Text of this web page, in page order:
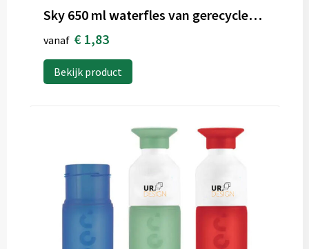
Sky 650 ml waterfles van gerecycled plastic
vanaf € 1,83
Bekijk product